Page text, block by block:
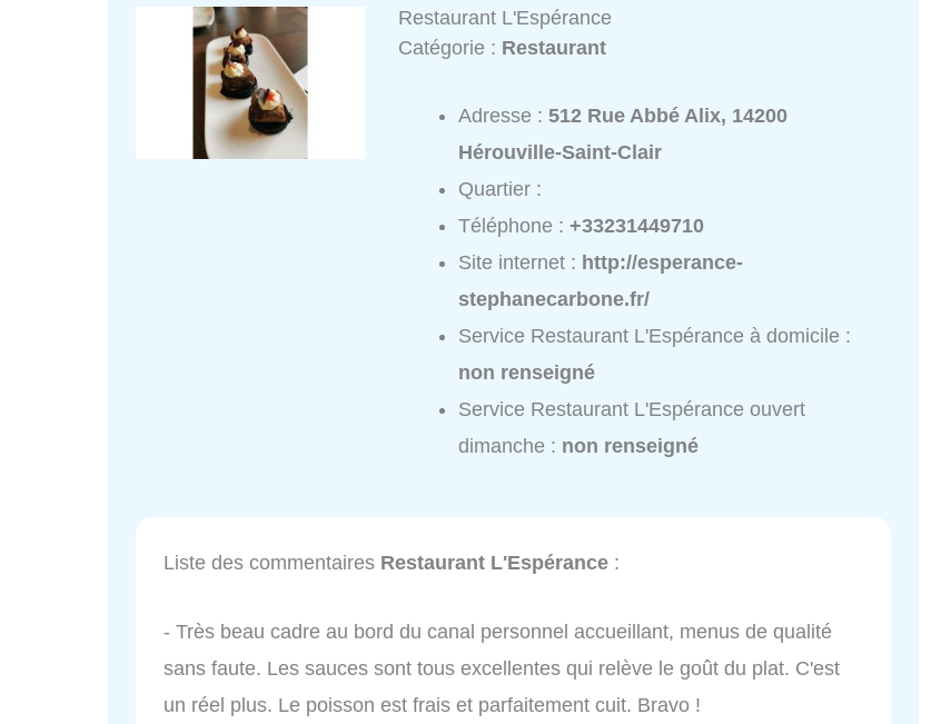
Restaurant L'Espérance
Catégorie : Restaurant
Adresse :512 Rue Abbé Alix, 14200
Hérouville-Saint-Clair
Quartier :
Téléphone :+33231449710
Site internet : http://esperance-
stephanecarbone.fr/
Service Restaurant L'Espérance à domicile :
non renseigné
Service Restaurant L'Espérance ouvert
dimanche : non renseigné
Liste des commentaires Restaurant L'Espérance :
- Très beau cadre au bord du canal personnel accueillant, menus de qualité
sans faute. Les sauces sont tous excellentes qui relève le goût du plat. C'est
un réel plus. Le poisson est frais et parfaitement cuit. Bravo !